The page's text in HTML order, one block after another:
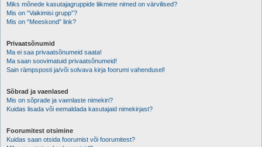
Miks mõnede kasutajagruppide liikmete nimed on värvilised?
Mis on “Vaikimisi grupp”?
Mis on “Meeskond” link?
Privaatsõnumid
Ma ei saa privaatsõnumeid saata!
Ma saan soovimatuid privaatsõnumeid!
Sain rämpsposti ja/või solvava kirja foorumi vahendusel!
Sõbrad ja vaenlased
Mis on sõprade ja vaenlaste nimekiri?
Kuidas lisada või eemaldada kasutajaid nimekirjast?
Foorumitest otsimine
Kuidas saan otsida foorumist või foorumitest?